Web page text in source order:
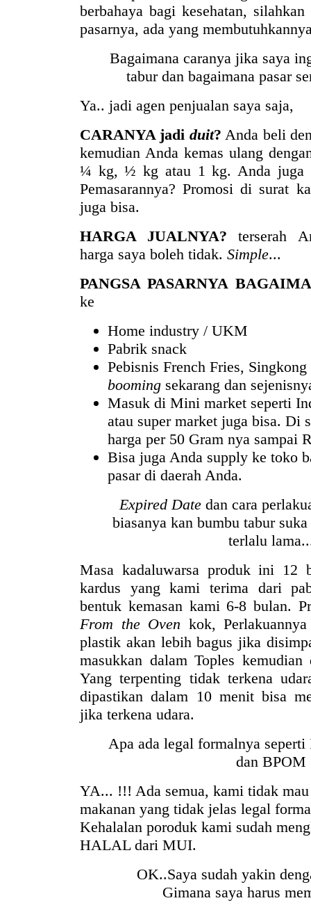
berbahaya bagi kesehatan,
pasarnya, ada yang
Bagaimana caranya jika saya
tabur dan bagaimana pasar
Ya.. jadi agen penjualan saya saja,
CARANYA jadi duit? Anda beli
kemudian Anda kemas ulang
¼ kg, ½ kg atau 1 kg. Anda juga
Pemasarannya? Promosi di surat
juga bisa.
HARGA JUALNYA? terserah
harga saya boleh tidak. Simple...
PANGSA PASARNYA
ke
Home industry / UKM
Pabrik snack
Pebisnis French Fries,
booming sekarang dan
Masuk di Mini market seperti
atau super market juga bisa. Di
harga per 50 Gram nya sampai
Bisa juga Anda supply ke toko
pasar di daerah Anda.
Expired Date dan cara
biasanya kan bumbu tabur
terlalu
Masa kadaluwarsa produk ini 12
kardus yang kami terima dari
bentuk kemasan kami 6-8 bulan.
From the Oven kok,
plastik akan lebih bagus jika
masukkan dalam Toples
Yang terpenting tidak terkena
dipastikan dalam 10 menit bisa
jika terkena udara.
Apa ada legal formalnya
dan BPOM
YA... !!! Ada semua, kami tidak
makanan yang tidak jelas legal
Kehalalan poroduk kami sudah
HALAL dari MUI.
OK..Saya sudah yakin
Gimana saya harus